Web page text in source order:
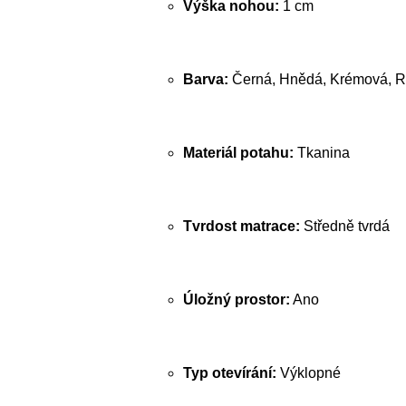
Výška nohou: 1 cm
Barva: Černá, Hnědá, Krémová,
Materiál potahu: Tkanina
Tvrdost matrace: Středně tvrdá
Úložný prostor: Ano
Typ otevírání: Výklopné